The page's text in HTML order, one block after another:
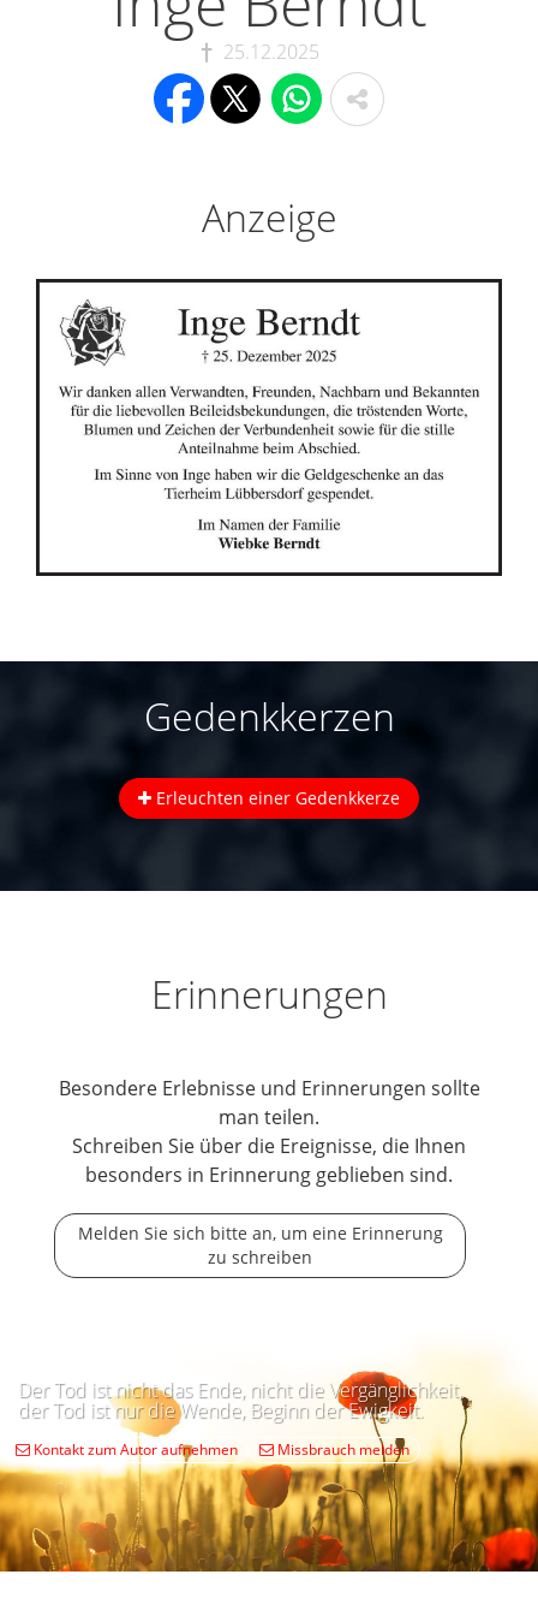
25.12.2025
Anzeige
Gedenkkerzen
Erleuchten einer Gedenkkerze
Erinnerungen
Besondere Erlebnisse und Erinnerungen sollte
man teilen.
Schreiben Sie über die Ereignisse, die Ihnen
besonders in Erinnerung geblieben sind.
Melden Sie sich bitte an, um eine Erinnerung
zu schreiben
Der Tod ist nicht das Ende, nicht die Vergänglichkeit,
der Tod ist nur die Wende, Beginn der Ewigkeit.
Kontakt zum Autor aufnehmen Missbrauch melden